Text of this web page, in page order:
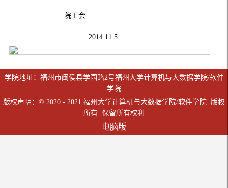
院工会
2014.11.5
学院地址：福州市闽侯县学园路2号福州大学计算机与大数据学院/软件
学院
版权声明：© 2020 - 2021 福州大学计算机与大数据学院/软件学院. 版权
所有. 保留所有权利
电脑版